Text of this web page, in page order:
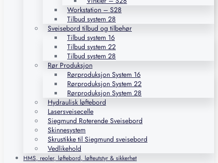
Workstation – S28
Tilbud system 28
Sveisebord tilbud og tilbehør
Tilbud system 16
Tilbud system 22
Tilbud system 28
Rør Produksjon
Rørproduksjon System 16
Rørproduksjon System 22
Rørproduksjon System 28
Hydraulisk løftebord
Lasersveisecelle
Siegmund Roterende Sveisebord
Skinnesystem
Skrustikke til Siegmund sveisebord
Vedlikehold
HMS, reoler, løftebord, løfteutstyr & sikkerhet